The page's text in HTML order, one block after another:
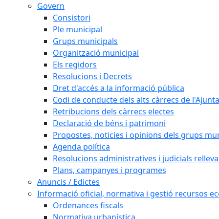
Govern
Consistori
Ple municipal
Grups municipals
Organització municipal
Els regidors
Resolucions i Decrets
Dret d'accés a la informació pública
Codi de conducte dels alts càrrecs de
Retribucions dels càrrecs electes
Declaració de béns i patrimoni
Propostes, noticies i opinions dels grups
Agenda política
Resolucions administratives i judicials
Plans, campanyes i programes
Anuncis / Edictes
Informació oficial, normativa i gestió recursos
Ordenances fiscals